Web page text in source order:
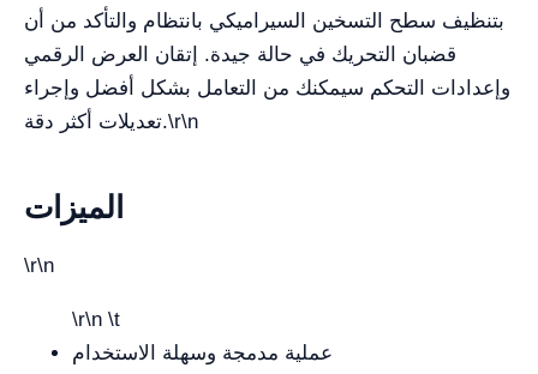
بتنظيف سطح التسخين السيراميكي بانتظام والتأكد من أن
قضبان التحريك في حالة جيدة. إتقان العرض الرقمي
وإعدادات التحكم سيمكنك من التعامل بشكل أفضل وإجراء
تعديلات أكثر دقة.\r\n
الميزات
\r\n
\r\n \t
عملية مدمجة وسهلة الاستخدام